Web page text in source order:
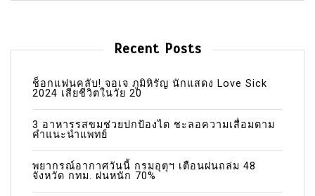
Recent Posts
ช็อกแฟนคลับ! จอเจ ภูมิหิรัญ นักแสดง Love Sick
2024 เสียชีวิตในวัย 20
3 อาหารรสขมช่วยปกป้องไต ชะลอความเสื่อมตาม
คำแนะนำแพทย์
พยากรณ์อากาศวันนี้ กรมอุตุฯ เตือนฝนถล่ม 48
จังหวัด กทม. ฝนหนัก 70%